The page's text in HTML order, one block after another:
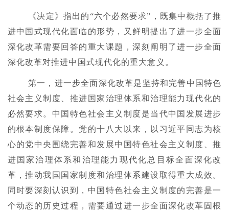
《决定》指出的“六个必然要求”，既集中概括了推
进中国式现代化面临的形势，又鲜明提出了进一步全面
深化改革需要回答的重大课题，深刻阐明了进一步全面
深化改革对推进中国式现代化的重大意义。
第一，进一步全面深化改革是坚持和完善中国特色
社会主义制度、推进国家治理体系和治理能力现代化的
必然要求。中国特色社会主义制度是当代中国发展进步
的根本制度保障。党的十八大以来，以习近平同志为核
心的党中央围绕完善和发展中国特色社会主义制度、推
进国家治理体系和治理能力现代化总目标全面深化改
革，推动我国国家制度和治理体系建设取得重大成效。
同时要深刻认识到，中国特色社会主义制度的完善是一
个动态的历史过程，需要通过进一步全面深化改革固根